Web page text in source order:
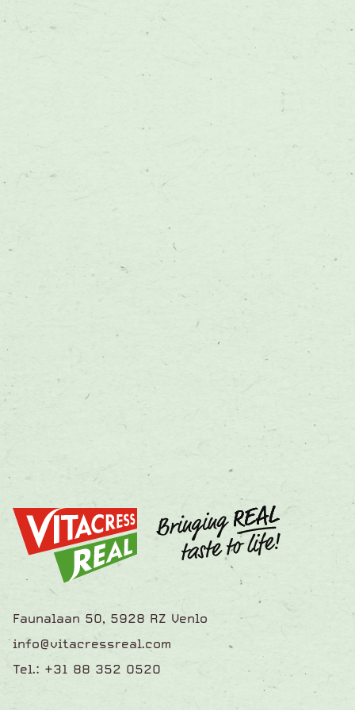
Faunalaan 50, 5928 RZ Venlo
info@vitacressreal.com
Tel.: +31 88 352 0520